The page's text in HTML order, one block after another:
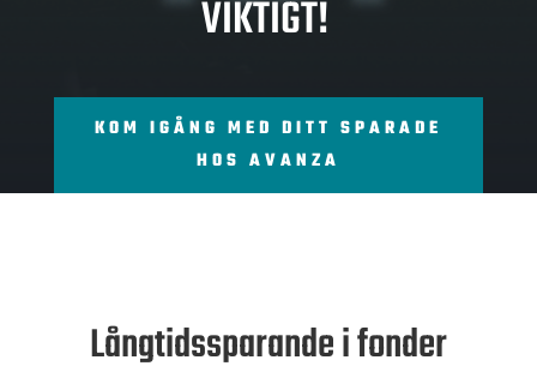
VIKTIGT!
KOM IGÅNG MED DITT SPARADE
HOS AVANZA
Långtidssparande i fonder